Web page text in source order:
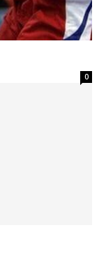
0